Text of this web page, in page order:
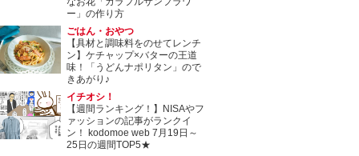
ー」の作り方
ごはん・おやつ
【具材と調味料をのせてレンチ
ン】ケチャップ×バターの王道
味！「うどんナポリタン」ので
きあがり♪
イチオシ！
【週間ランキング！】NISAやフ
ァッションの記事がランクイ
ン！ kodomoe web 7月19日～
25日の週間TOP5★